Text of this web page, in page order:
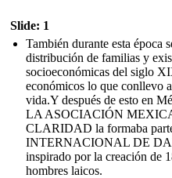
Slide: 1
También durante esta época
distribución de familias y
socioeconómicas del siglo
económicos lo que conllevo
vida.Y después de esto en
LA ASOCIACIÓN
CLARIDAD la formaba
INTERNACIONAL DE
inspirado por la creación de
hombres laicos.